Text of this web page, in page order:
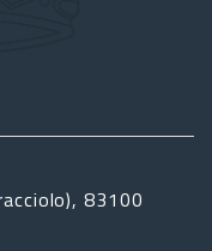
83100